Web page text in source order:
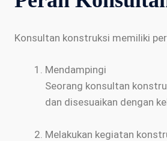
Konsultan konstruksi memiliki
Mendampingi
Seorang konsultan
dan disesuaikan dengan
Melakukan kegiatan